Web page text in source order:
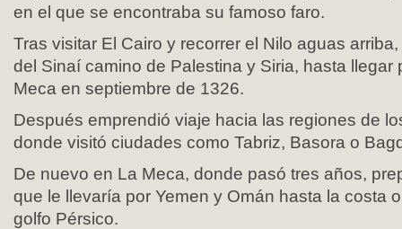
en el que se encontraba su famoso faro.
Tras visitar El Cairo y recorrer el Nilo aguas
del Sinaí camino de Palestina y Siria, hasta llegar
Meca en septiembre de 1326.
Después emprendió viaje hacia las regiones de
donde visitó ciudades como Tabriz, Basora o
De nuevo en La Meca, donde pasó tres años,
que le llevaría por Yemen y Omán hasta la costa
golfo Pérsico.